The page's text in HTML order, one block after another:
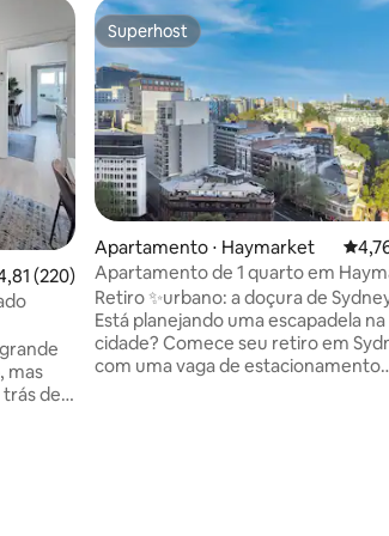
de uma avaliação média de 5, 220 avaliações
(220)
mas
de
Superhost
Superhost
Apartamento ⋅ Haymarket 4,76
Apartamento de 1 quarto em
com estacionamento seguro e
Retiro ✨urbano: a doçura de
Está planejando uma escapadela na
cidade? Comece seu retiro em
com uma vaga de estacionamento